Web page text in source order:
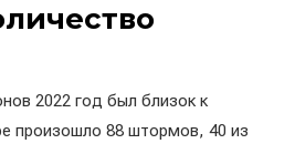
2022 год был близок к
произошло 88 штормов, 40 из